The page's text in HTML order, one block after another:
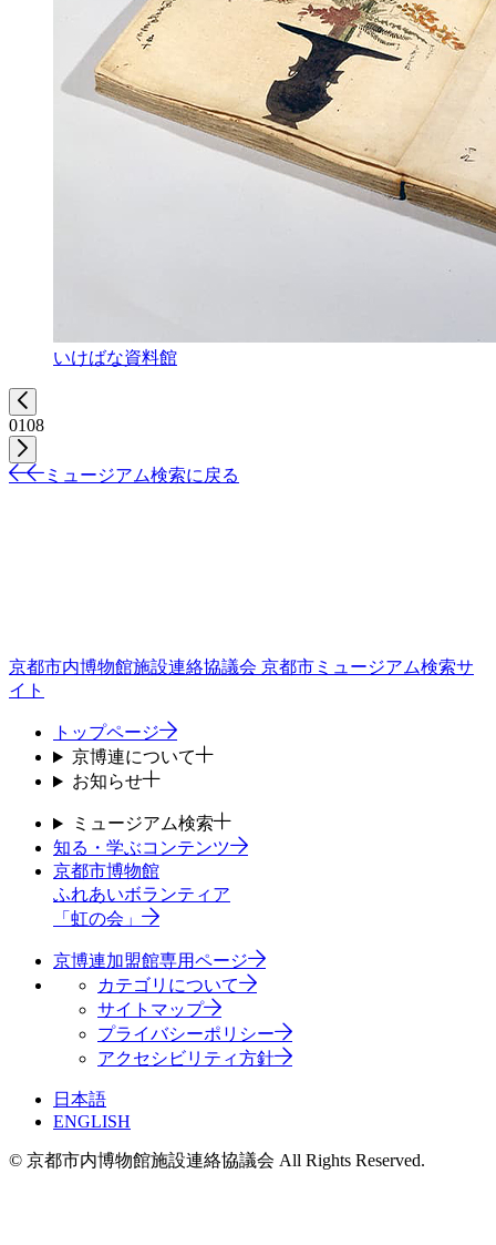
いけばな資料館
0108
ミュージアム検索に戻る
京都市内博物館施設連絡協議会 京都市ミュージアム検索サ
イト
トップページ
京博連について
お知らせ
ミュージアム検索
知る・学ぶコンテンツ
京都市博物館
ふれあいボランティア
「虹の会」
京博連加盟館専用ページ
カテゴリについて
サイトマップ
プライバシーポリシー
アクセシビリティ方針
日本語
ENGLISH
© 京都市内博物館施設連絡協議会 All Rights Reserved.